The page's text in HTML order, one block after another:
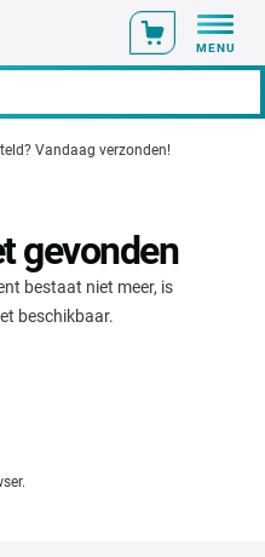
MENU
Vandaag verzonden!
gevonden
bestaat niet meer, is
beschikbaar.